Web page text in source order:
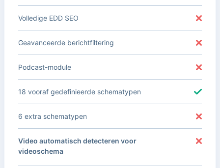
Volledige EDD SEO
Geavanceerde berichtfiltering
Podcast-module
18 vooraf gedefinieerde schematypen
6 extra schematypen
Video automatisch detecteren voor
videoschema